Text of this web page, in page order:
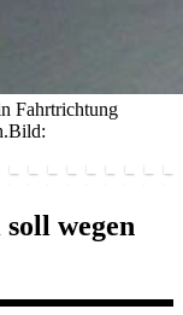
Fahrtrichtung
Bild:
wegen